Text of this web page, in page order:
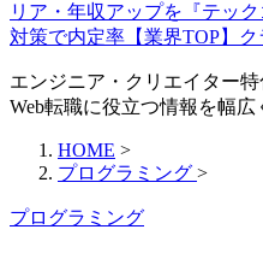
リア・年収アップを『テッ
対策で内定率【業界TOP】ク
エンジニア・クリエイター
Web転職に役立つ情報を幅広
HOME >
プログラミング >
プログラミング